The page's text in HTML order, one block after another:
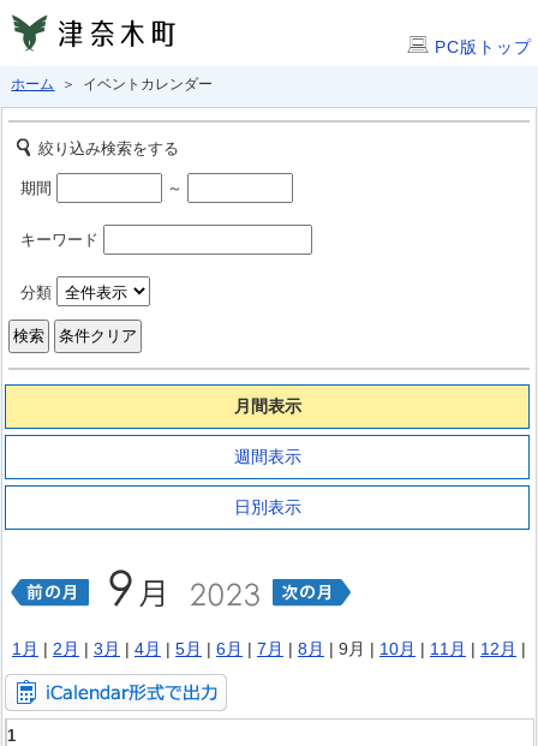
PC版トップ
ホーム ＞ イベントカレンダー
絞り込み検索をする
期間 ～
キーワード
分類
月間表示
週間表示
日別表示
1月 | 2月 | 3月 | 4月 | 5月 | 6月 | 7月 | 8月 | 9月 | 10月 | 11月 | 12月 |
1